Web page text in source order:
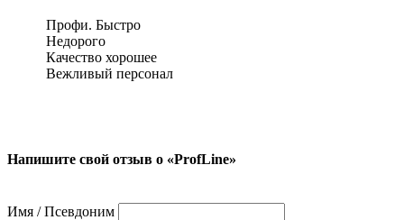
Профи. Быстро
Недорого
Качество хорошее
Вежливый персонал
Напишите свой отзыв о «ProfLine»
Имя / Псевдоним